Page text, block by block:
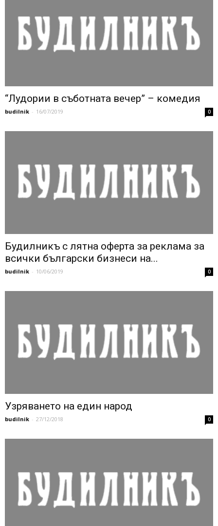
“Лудории в съботната вечер” – комедия
budilnik - 16/07/2019 0
Будилникъ с лятна оферта за реклама за
всички български бизнеси на...
budilnik - 10/06/2019 0
Узряването на един народ
budilnik - 27/12/2018 0